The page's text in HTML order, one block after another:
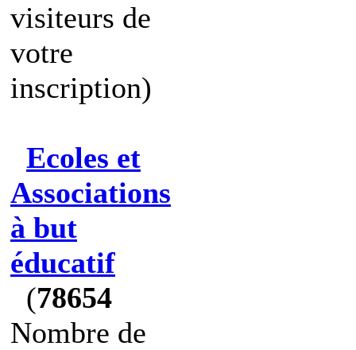
visiteurs de
votre
inscription)
Ecoles et
Associations
à but
éducatif
(78654
Nombre de